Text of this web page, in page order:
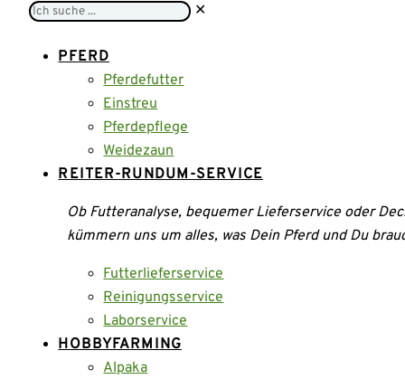
Ich
✕
PFERD
Pferdefutter
Einstreu
Pferdepflege
Weidezaun
REITER-RUNDUM-SERVICE
Ob Futteranalyse, bequemer Lieferservice oder
kümmern uns um alles, was Dein Pferd und Du
Futterlieferservice
Reinigungsservice
Laborservice
HOBBYFARMING
Alpaka